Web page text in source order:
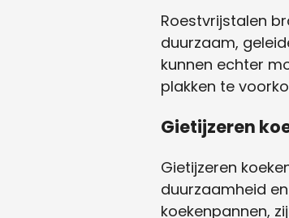
Roestvrijstalen
duurzaam,
kunnen echter
plakken te
Gietijzeren
Gietijzeren
duurzaamheid
koekenpannen,